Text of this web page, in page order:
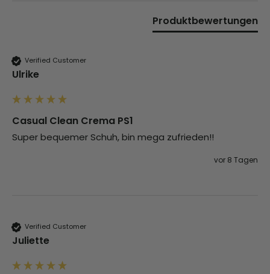
Produktbewertungen
Verified Customer
Ulrike
Casual Clean Crema PS1
Super bequemer Schuh, bin mega zufrieden!!
vor 8 Tagen
Verified Customer
Juliette